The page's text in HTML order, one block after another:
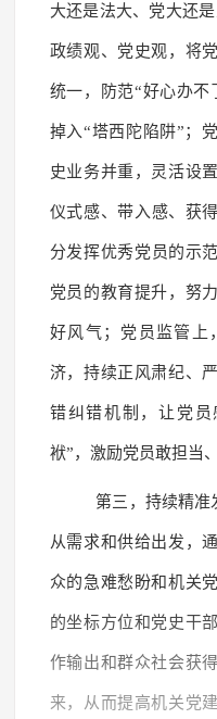
大还是法大、党大还
政绩观、党史观，将
统一，防范“好心办不
掉入“塔西陀陷阱”；
史业务并重，灵活设
仪式感、带入感、获
分发挥优秀党员的示
党员的教育提升，努
好风气；党员监管上
济，持续正风肃纪、
错纠错机制，让党
袱”，激励党员敢担当
第三，持续精准
从需求和供给出发，
众的急难愁盼和机关
的坐标方位和党史干
作输出和群众社会获
来，从而提高机关党